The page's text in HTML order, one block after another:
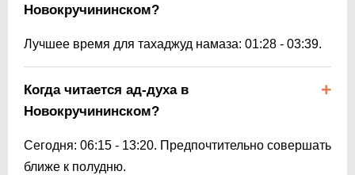
Новокручининском?
Лучшее время для тахаджуд намаза: 01:28 - 03:39.
Когда читается ад-духа в
Новокручининском?
Сегодня: 06:15 - 13:20. Предпочтительно совершать
ближе к полудню.